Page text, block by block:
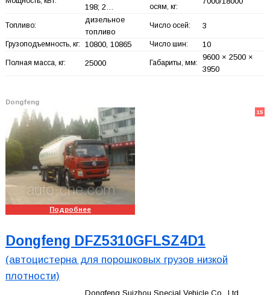
198; 2…
осям, кг:
Топливо:
дизельное
топливо
Число осей: 3
Грузоподъемность, кг: 10800, 10865 Число шин: 10
Полная масса, кг: 25000 Габариты, мм:
9600 × 2500 ×
3950
Dongfeng
15
Подробнее
Dongfeng DFZ5310GFLSZ4D1
(автоцистерна для порошковых грузов низкой
плотности)
Dongfeng Suizhou Special Vehicle Co., Ltd.